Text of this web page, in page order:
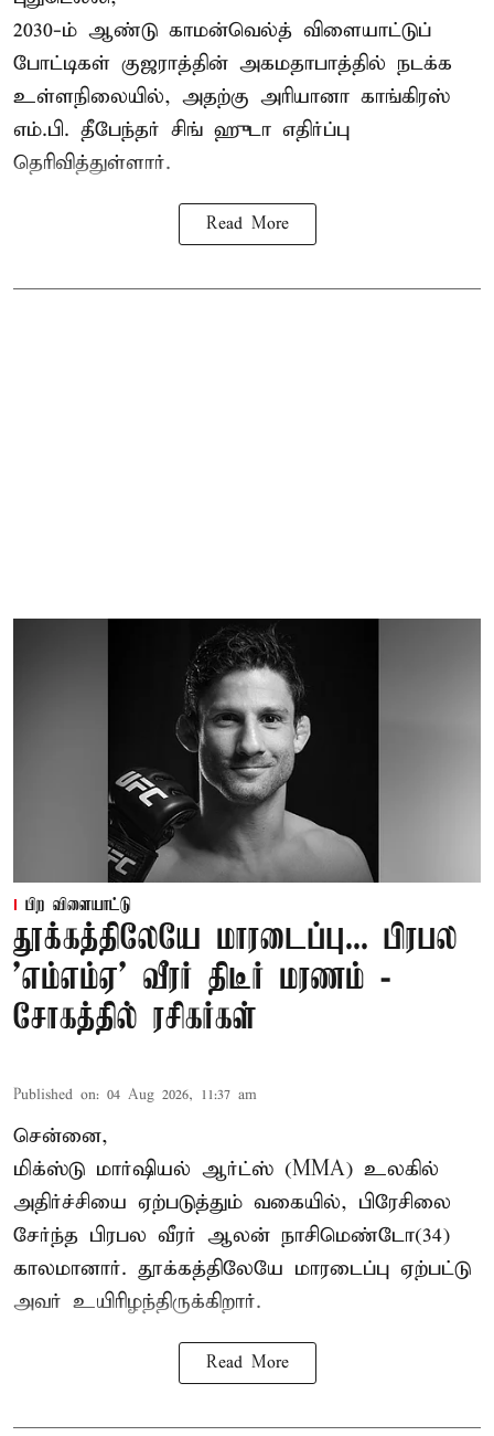
2030-ம் ஆண்டு காமன்வெல்த் விளையாட்டுப்
போட்டிகள் குஜராத்தின் அகமதாபாத்தில் நடக்க
உள்ளநிலையில், அதற்கு அரியானா காங்கிரஸ்
எம்.பி. தீபேந்தர் சிங் ஹுடா எதிர்ப்பு
தெரிவித்துள்ளார்.
Read More
பிற விளையாட்டு
தூக்கத்திலேயே மாரடைப்பு... பிரபல
’எம்எம்ஏ’ வீரர் திடீர் மரணம் -
சோகத்தில் ரசிகர்கள்
Published on: 04 Aug 2026, 11:37 am
சென்னை,
மிக்ஸ்டு மார்ஷியல் ஆர்ட்ஸ் (MMA) உலகில்
அதிர்ச்சியை ஏற்படுத்தும் வகையில், பிரேசிலை
சேர்ந்த பிரபல வீரர் ஆலன் நாசிமெண்டோ(34)
காலமானார். தூக்கத்திலேயே மாரடைப்பு ஏற்பட்டு
அவர் உயிரிழந்திருக்கிறார்.
Read More